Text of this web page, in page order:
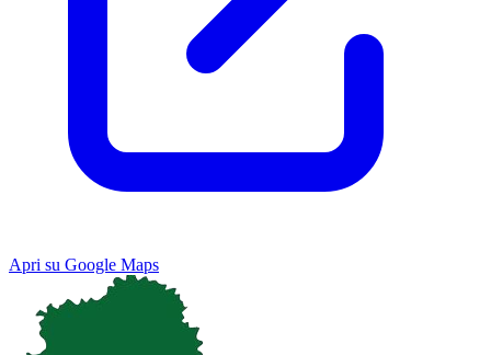
Apri su Google Maps
Map Satellite
Keyboard shortcuts